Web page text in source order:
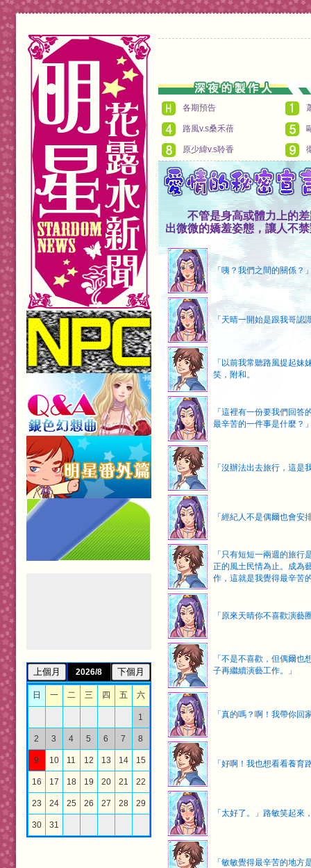
2026/8
日 一 二 三 四 五 六
1
2 3 4 5 6 7 8
9 10 11 12 13 14 15
16 17 18 19 20 21 22
23 24 25 26 27 28 29
30 31
各期預告
路風v.s桑禾蓓
原少緯v.s聆香
不管是身高或體力上的差距
出微微的嬌羞姿態，讓人不
「咦？我們之間的關係？
「天晴一開始是跟我哥認
「以前我常聽路風提起
笑，附和。
「這裡有一份要我們回
最辛苦的一件事是什麼？
「沒辦法出去旅行，這是
「經紀人不是偶爾也會安
「只有短短一兩週的旅
正的風土民情為止。成為
作，這就是我覺得最辛苦
「原來天晴你不喜歡演藝
「不是不喜歡，但偶爾
子再繼續演藝工作。」
「真的嗎？啊！我帶你
「好啊！我也想看看養育
「太好了。」路敏笑起來
「敏敏覺得最辛苦的地方